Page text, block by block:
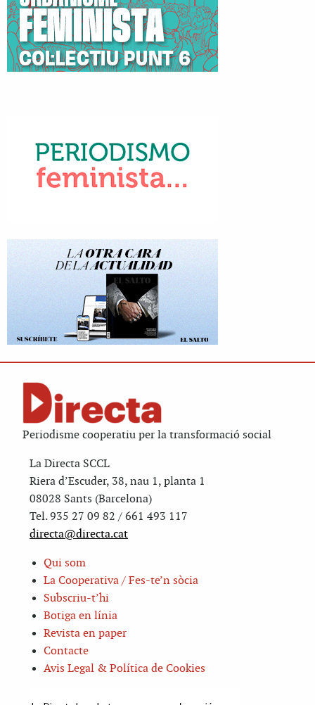
Periodisme cooperatiu per la transformació social
La Directa SCCL
Riera d’Escuder, 38, nau 1, planta 1
08028 Sants (Barcelona)
Tel. 935 27 09 82 / 661 493 117
directa@directa.cat
Qui som
La Cooperativa / Fes-te’n sòcia
Subscriu-t’hi
Botiga en línia
Revista en paper
Contacte
Avis Legal & Política de Cookies